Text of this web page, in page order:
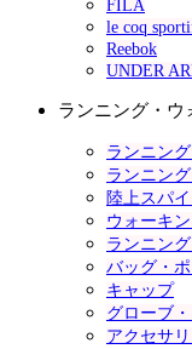
FILA
le coq
Reebok
UNDER
ランニング・ウ
ランニン
ランニン
陸上スパ
ウォーキ
ランニン
バッグ・
キャップ
グローブ
アクセサ